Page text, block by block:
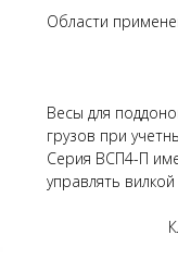
Области
- Склад
-
Весы для
грузов при
Серия ВСП4-П
управлять вилкой
Ключевые